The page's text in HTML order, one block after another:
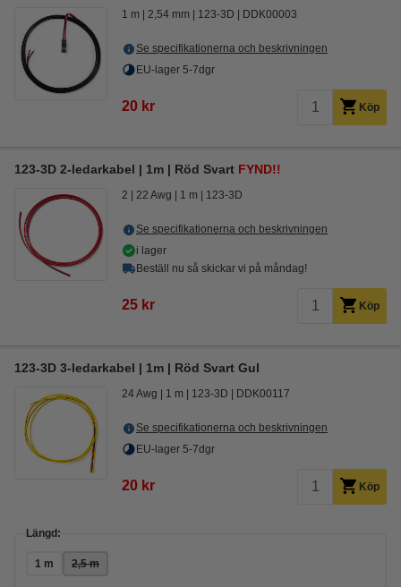
1 m 2,54 mm 123-3D DDK00003
Se specifikationerna och beskrivningen
EU-lager 5-7dgr
20 kr Köp
123-3D 2-ledarkabel | 1m | Röd Svart FYND!!
2 22 Awg 1 m 123-3D
Se specifikationerna och beskrivningen
i lager
Beställ nu så skickar vi på måndag!
25 kr Köp
123-3D 3-ledarkabel | 1m | Röd Svart Gul
24 Awg 1 m 123-3D DDK00117
Se specifikationerna och beskrivningen
EU-lager 5-7dgr
20 kr Köp
Längd:
1 m 2,5 m